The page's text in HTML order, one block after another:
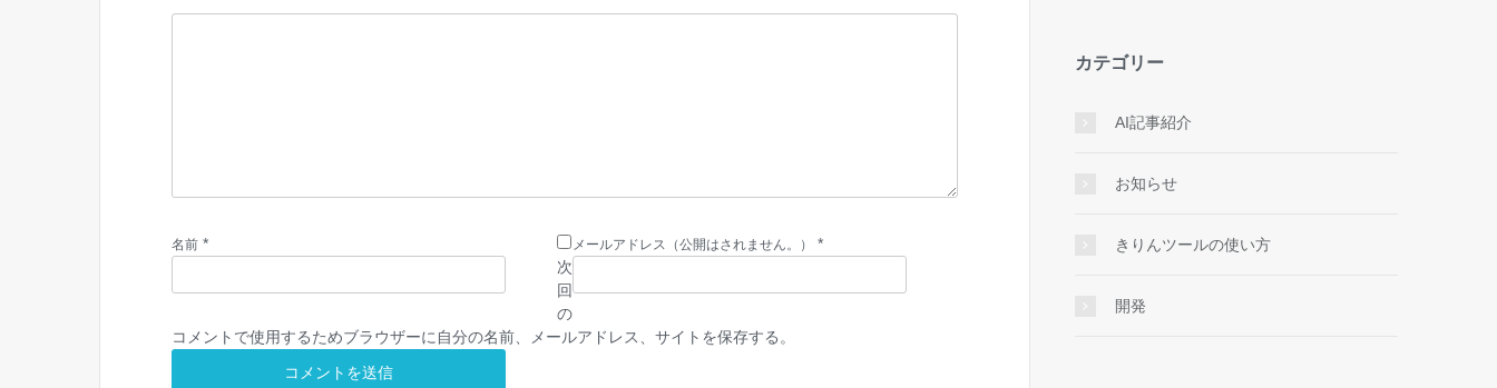
名前 * メールアドレス（公開はされません。）
*
次
回
の
コメントで使用するためブラウザーに自分の名前、メールアドレス、サイトを保存する。
カテゴリー
AI記事紹介
お知らせ
きりんツールの使い方
開発